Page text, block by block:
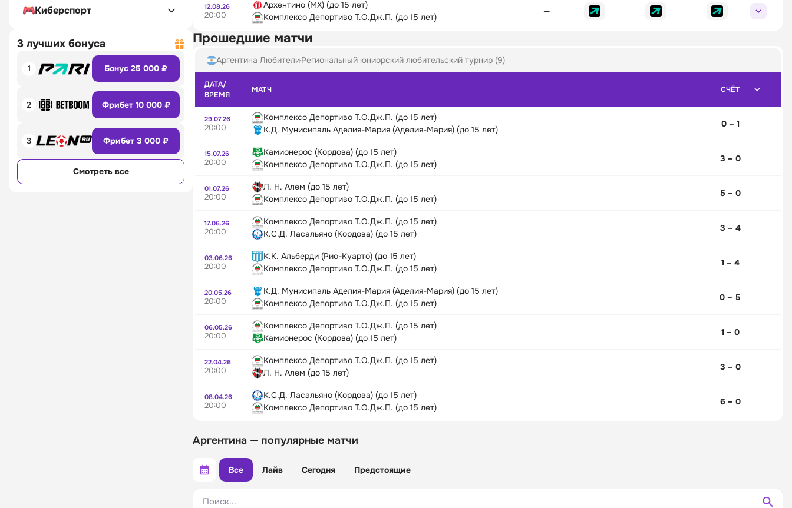
Киберспорт
3 лучших бонуса
1 Бонус 25 000 ₽
2 Фрибет 10 000 ₽
3 Фрибет 3 000 ₽
Смотреть все
12.08.26
20:00
Архентино (МХ) (до 15 лет)
Комплексо Депортиво Т.О.Дж.П. (до 15 лет)
—
Прошедшие матчи
Аргентина ЛюбителиРегиональный юниорский любительский турнир (9)
ДАТА/
ВРЕМЯ
МАТЧ СЧЁТ
29.07.26
20:00
Комплексо Депортиво Т.О.Дж.П. (до 15 лет)
К.Д. Мунисипаль Аделия-Мария (Аделия-Мария) (до 15 лет)
0 – 1
15.07.26
20:00
Камионерос (Кордова) (до 15 лет)
Комплексо Депортиво Т.О.Дж.П. (до 15 лет)
3 – 0
01.07.26
20:00
Л. Н. Алем (до 15 лет)
Комплексо Депортиво Т.О.Дж.П. (до 15 лет)
5 – 0
17.06.26
20:00
Комплексо Депортиво Т.О.Дж.П. (до 15 лет)
К.С.Д. Ласальяно (Кордова) (до 15 лет)
3 – 4
03.06.26
20:00
К.К. Альберди (Рио-Куарто) (до 15 лет)
Комплексо Депортиво Т.О.Дж.П. (до 15 лет)
1 – 4
20.05.26
20:00
К.Д. Мунисипаль Аделия-Мария (Аделия-Мария) (до 15 лет)
Комплексо Депортиво Т.О.Дж.П. (до 15 лет)
0 – 5
06.05.26
20:00
Комплексо Депортиво Т.О.Дж.П. (до 15 лет)
Камионерос (Кордова) (до 15 лет)
1 – 0
22.04.26
20:00
Комплексо Депортиво Т.О.Дж.П. (до 15 лет)
Л. Н. Алем (до 15 лет)
3 – 0
08.04.26
20:00
К.С.Д. Ласальяно (Кордова) (до 15 лет)
Комплексо Депортиво Т.О.Дж.П. (до 15 лет)
6 – 0
Аргентина — популярные матчи
Все Лайв Сегодня Предстоящие
Поиск...